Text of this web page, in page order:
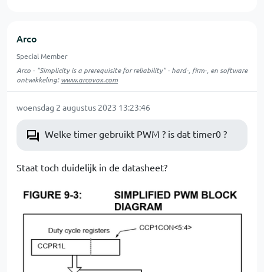
Arco
Special Member
Arco - "Simplicity is a prerequisite for reliability" - hard-, firm-, en software
ontwikkeling:www.arcovox.com
woensdag 2 augustus 2023 13:23:46
Welke timer gebruikt PWM ? is dat timer0 ?
Staat toch duidelijk in de datasheet?